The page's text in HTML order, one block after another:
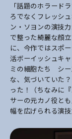
「話題のホラード
ろでなくフレッシ
ン・ソヨンの演技
で整った綺麗な顔
に、今作ではスポ
活ボーイッシュキ
ミの細胞たち シー
な、気づいていた
った！（ちなみに
サーの元カノ役と
幅を広げられる演技